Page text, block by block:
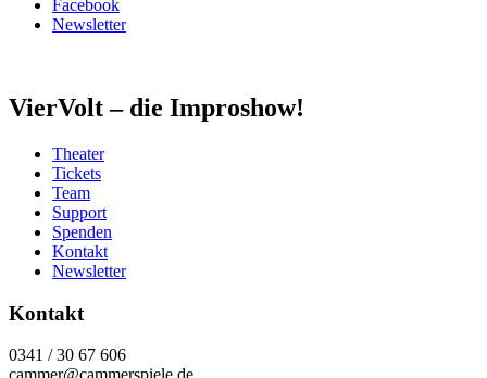
Facebook
Newsletter
VierVolt – die Improshow!
Theater
Tickets
Team
Support
Spenden
Kontakt
Newsletter
Kontakt
0341 / 30 67 606